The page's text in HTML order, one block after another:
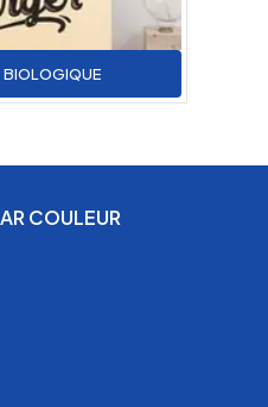
BIOLOGIQUE
COULEUR